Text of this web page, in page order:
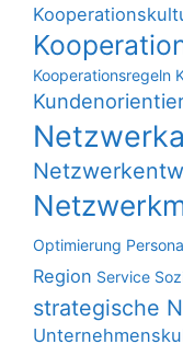
Kooperationsregeln
Optimierung
Region Service
strategische